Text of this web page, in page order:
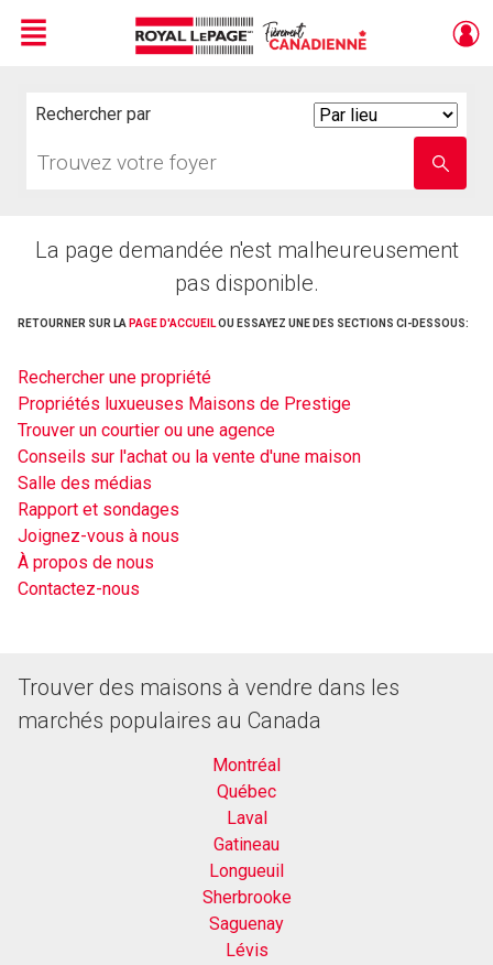
Menu
Rechercher par
votre
nom
La page demandée n'est malheureusement
pas disponible.
RETOURNER SUR LA PAGE D'ACCUEILOU ESSAYEZ UNE DES SECTIONS CI-DESSOUS:
Rechercher une propriété
Propriétés luxueuses Maisons de Prestige
Trouver un courtier ou une agence
Conseils sur l'achat ou la vente d'une maison
Salle des médias
Rapport et sondages
Joignez-vous à nous
À propos de nous
Contactez-nous
Trouver des maisons à vendre dans les
marchés populaires au Canada
Montréal
Québec
Laval
Gatineau
Longueuil
Sherbrooke
Saguenay
Lévis